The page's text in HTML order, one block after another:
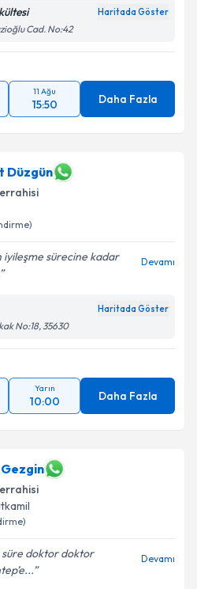
kabul ediyorum.Haritada Göster
Cad. No:42
11 Ağu
15:50 Daha Fazla
Düzgün
iyileşme sürecine kadar
Devamı
Haritada Göster
No:18, 35630
Yarın
10:00 Daha Fazla
süre doktor doktor
Devamı